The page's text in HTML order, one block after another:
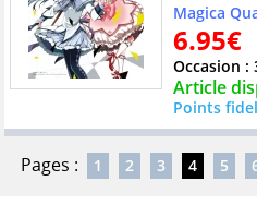
Magica
6.95€
Occasion :
Article
Points
Pages : 1 2 3 4 5